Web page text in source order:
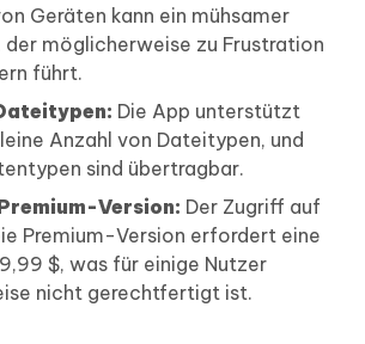
Geräten kann ein mühsamer
der möglicherweise zu Frustration
führt.
Die App unterstützt
Anzahl von Dateitypen, und
sind übertragbar.
Version: Der Zugriff auf
Premium-Version erfordert eine
$, was für einige Nutzer
nicht gerechtfertigt ist.